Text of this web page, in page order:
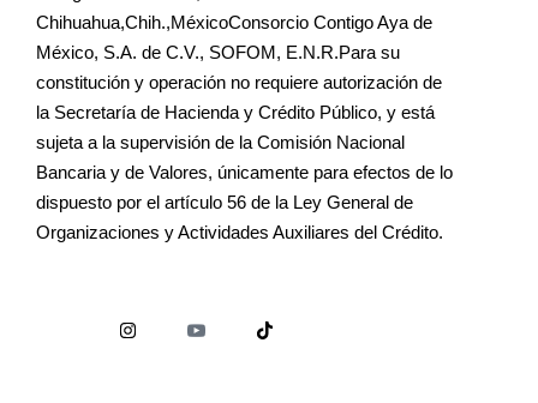
Chihuahua,Chih.,MéxicoConsorcio Contigo Aya de
México, S.A. de C.V., SOFOM, E.N.R.Para su
constitución y operación no requiere autorización de
la Secretaría de Hacienda y Crédito Público, y está
sujeta a la supervisión de la Comisión Nacional
Bancaria y de Valores, únicamente para efectos de lo
dispuesto por el artículo 56 de la Ley General de
Organizaciones y Actividades Auxiliares del Crédito.